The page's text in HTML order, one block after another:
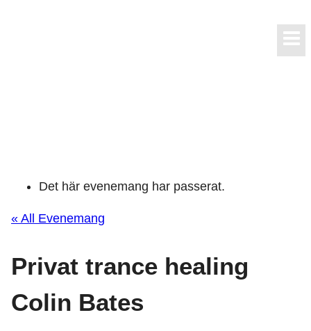
Det här evenemang har passerat.
« All Evenemang
Privat trance healing
Colin Bates